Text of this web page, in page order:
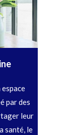
par des
leur
santé, le